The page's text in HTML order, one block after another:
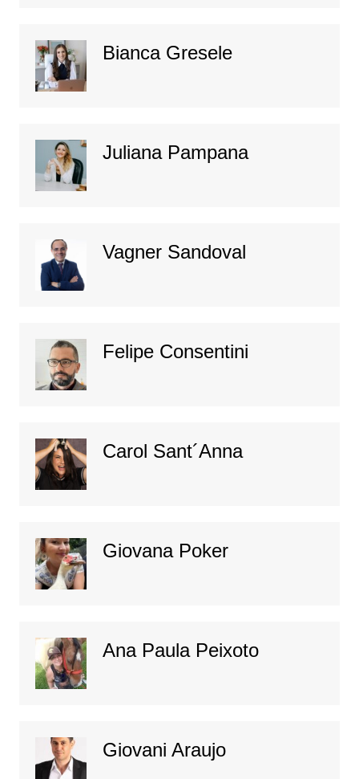
Bianca Gresele
Juliana Pampana
Vagner Sandoval
Felipe Consentini
Carol Sant´Anna
Giovana Poker
Ana Paula Peixoto
Giovani Araujo